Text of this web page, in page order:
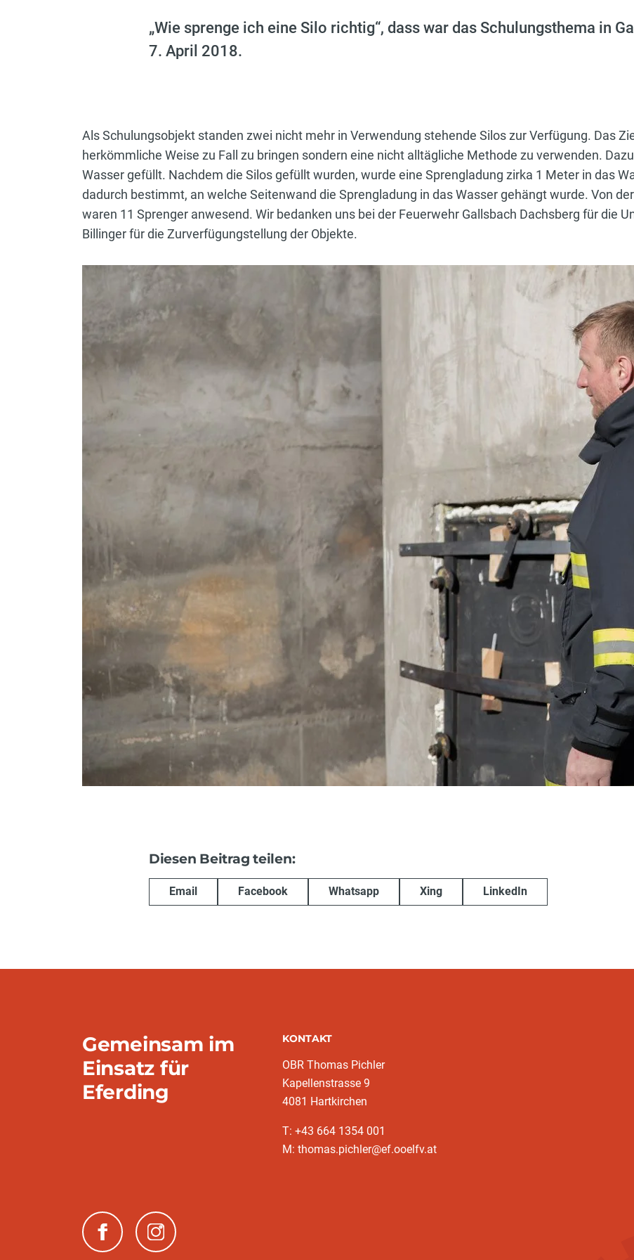
„Wie sprenge ich eine Silo richtig“, dass war das Schulungsthema in
7. April 2018.
Als Schulungsobjekt standen zwei nicht mehr in Verwendung stehende Silos zur Verfügung. Das
herkömmliche Weise zu Fall zu bringen sondern eine nicht alltägliche Methode zu verwenden.
Wasser gefüllt. Nachdem die Silos gefüllt wurden, wurde eine Sprengladung zirka 1 Meter in das
dadurch bestimmt, an welche Seitenwand die Sprengladung in das Wasser gehängt wurde. Von
waren 11 Sprenger anwesend. Wir bedanken uns bei der Feuerwehr Gallsbach Dachsberg für die
Billinger für die Zurverfügungstellung der Objekte.
Diesen Beitrag teilen:
Email Facebook Whatsapp Xing LinkedIn
Gemeinsam im
Einsatz für
Eferding
KONTAKT
OBR Thomas Pichler
Kapellenstrasse 9
4081 Hartkirchen
T: +43 664 1354 001
M: thomas.pichler@ef.ooelfv.at
(neues Fenster)(neues Fenster)